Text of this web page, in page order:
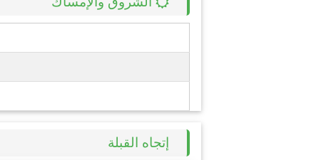
إتجاه القبلة